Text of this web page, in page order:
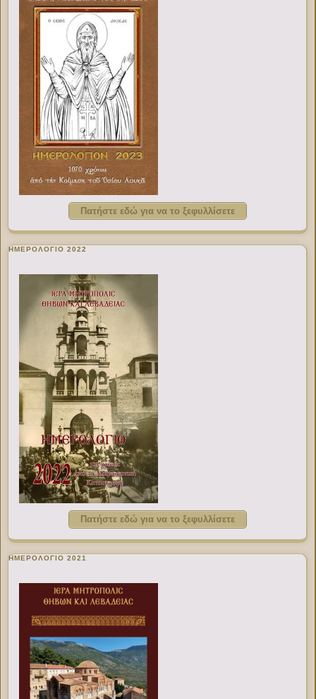
Πατήστε εδώ για να το ξεφυλλίσετε
ΗΜΕΡΟΛΟΓΙΟ 2022
Πατήστε εδώ για να το ξεφυλλίσετε
ΗΜΕΡΟΛΟΓΙΟ 2021